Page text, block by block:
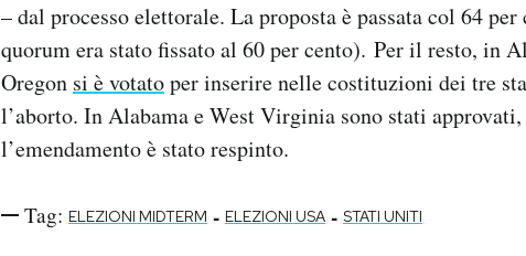
– dal processo elettorale. La proposta è passata col 64
quorum era stato fissato al 60 per cento). Per il resto, in
Oregon si è votatoper inserire nelle costituzioni dei tre
l’aborto. In Alabama e West Virginia sono stati
l’emendamento è stato respinto.
Tag: ELEZIONI MIDTERM - ELEZIONI USA - STATI UNITI